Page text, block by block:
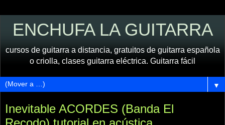
ENCHUFA LA GUITARRA
cursos de guitarra a distancia, gratuitos de guitarra española
o criolla, clases guitarra eléctrica. Guitarra fácil
▼
Inevitable ACORDES (Banda El